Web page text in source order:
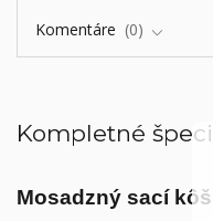
Komentáre
0
Kompletné
Mosadzný sací